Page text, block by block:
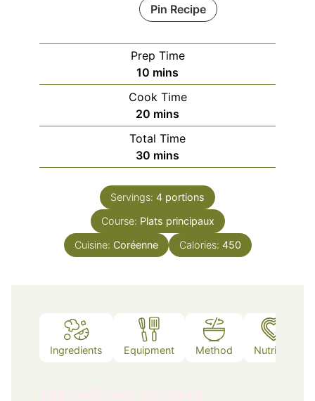
Pin Recipe
Prep Time
10 minutes
mins
Cook Time
20 minutes
mins
Total Time
30 minutes
mins
Servings: 4 portions
Course: Plats principaux
Cuisine: Coréenne Calories: 450
Ingredients Equipment Method Nutrition